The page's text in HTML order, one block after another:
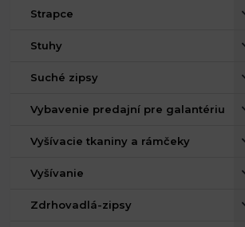
Strapce
Stuhy
Suché zipsy
Vybavenie predajní pre galantériu
Vyšívacie tkaniny a rámčeky
Vyšívanie
Zdrhovadlá-zipsy